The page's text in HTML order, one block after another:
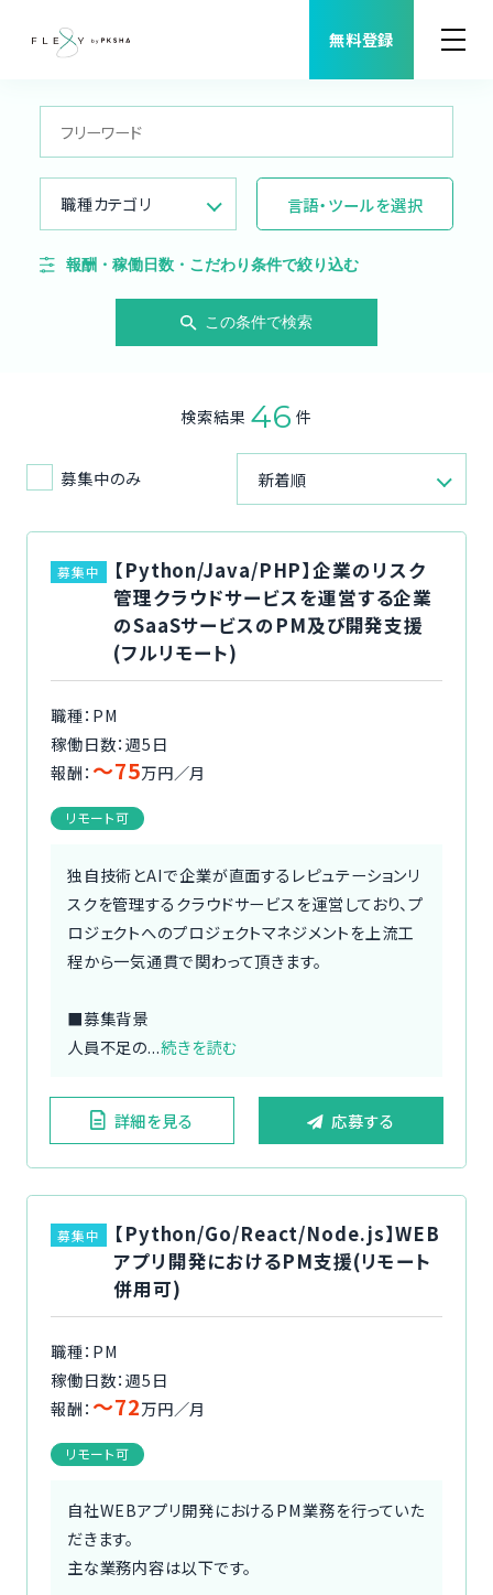
無料登録
案件検索
職種から案件を探す
FLEXYについて
コーディネーター紹介
イベント/マガジン
法人の方
今すぐ無料で登録
職種カテゴリ 言語・ツールを選択
報酬・稼働日数・こだわり条件で絞り込む
この条件で検索
検索結果 46 件
募集中のみ 新着順
募集中
【Python/Java/PHP】企業のリスク
管理クラウドサービスを運営する企業
のSaaSサービスのPM及び開発支援
(フルリモート)
職種：PM
稼働日数：週5日
報酬： 〜75万円／月
リモート可
独自技術とAIで企業が直面するレピュテーションリ
スクを管理するクラウドサービスを運営しており、プ
ロジェクトへのプロジェクトマネジメントを上流工
程から一気通貫で関わって頂きます。
■募集背景
人員不足の...続きを読む
詳細を見る 応募する
募集中
【Python/Go/React/Node.js】WEB
アプリ開発におけるPM支援(リモート
併用可)
職種：PM
稼働日数：週5日
報酬： 〜72万円／月
リモート可
自社WEBアプリ開発におけるPM業務を行っていた
だきます。
主な業務内容は以下です。